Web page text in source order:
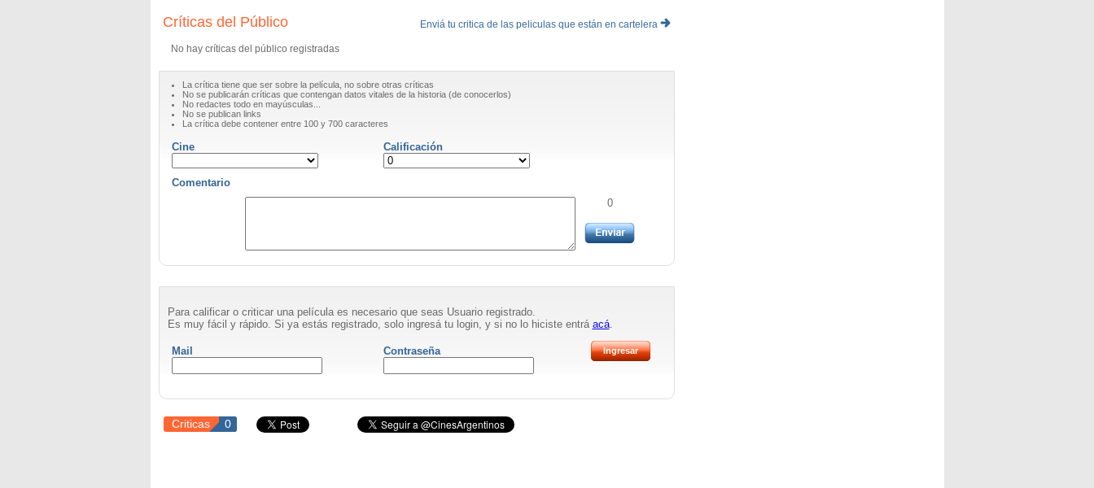
Enviá tu critica de las peliculas que están en cartelera
Críticas del Público
No hay críticas del público registradas
La crítica tiene que ser sobre la película, no sobre otras críticas
No se publicarán críticas que contengan datos vitales de la historia (de conocerlos)
No redactes todo en mayúsculas...
No se publican links
La crítica debe contener entre 100 y 700 caracteres
Cine Calificación
Comentario
0
Para calificar o criticar una película es necesario que seas Usuario registrado.
Es muy fácil y rápido. Si ya estás registrado, solo ingresá tu login, y si no lo hiciste entrá acá.
Mail Contraseña
Criticas 0